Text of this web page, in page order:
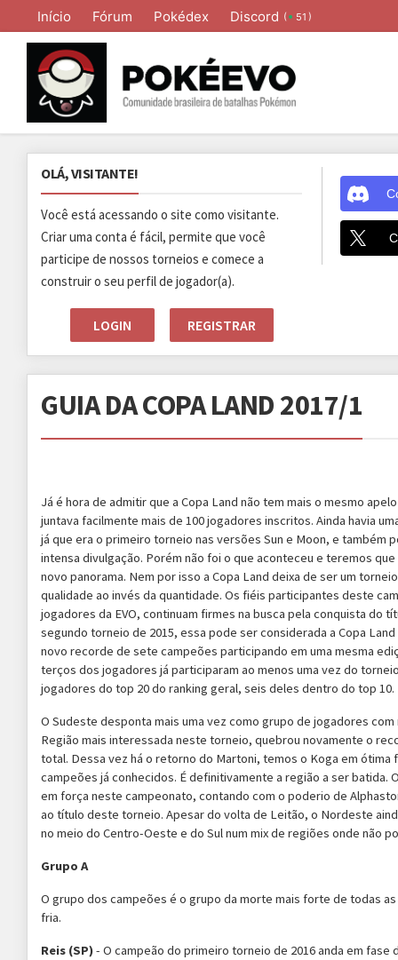
Início Fórum Pokédex Discord ( 51 )
OLÁ, VISITANTE!
Você está acessando o site como visitante.
Criar uma conta é fácil, permite que você
participe de nossos torneios e comece a
construir o seu perfil de jogador(a).
LOGIN REGISTRAR
GUIA DA COPA LAND 2017/1
Já é hora de admitir que a Copa Land não tem mais o mesmo
juntava facilmente mais de 100 jogadores inscritos. Ainda havia
já que era o primeiro torneio nas versões Sun e Moon, e também
intensa divulgação. Porém não foi o que aconteceu e teremos
novo panorama. Nem por isso a Copa Land deixa de ser um
qualidade ao invés da quantidade. Os fiéis participantes deste
jogadores da EVO, continuam firmes na busca pela conquista do
segundo torneio de 2015, essa pode ser considerada a Copa
novo recorde de sete campeões participando em uma mesma
terços dos jogadores já participaram ao menos uma vez do
jogadores do top 20 do ranking geral, seis deles dentro do top 10.
O Sudeste desponta mais uma vez como grupo de jogadores
Região mais interessada neste torneio, quebrou novamente o
total. Dessa vez há o retorno do Martoni, temos o Koga em ótima
campeões já conhecidos. É definitivamente a região a ser batida.
em força neste campeonato, contando com o poderio de
ao título deste torneio. Apesar do volta de Leitão, o Nordeste
no meio do Centro-Oeste e do Sul num mix de regiões onde não
Grupo A
O grupo dos campeões é o grupo da morte mais forte de todas
fria.
Reis (SP)- O campeão do primeiro torneio de 2016 anda em fase